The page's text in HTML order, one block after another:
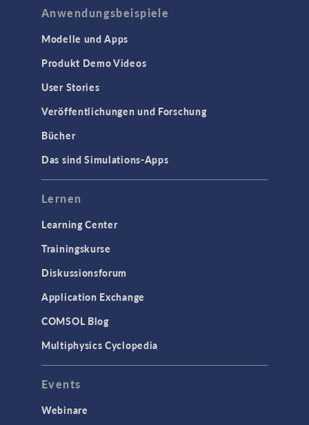
Anwendungsbeispiele
Modelle und Apps
Produkt Demo Videos
User Stories
Veröffentlichungen und Forschung
Bücher
Das sind Simulations-Apps
Lernen
Learning Center
Trainingskurse
Diskussionsforum
Application Exchange
COMSOL Blog
Multiphysics Cyclopedia
Events
Webinare